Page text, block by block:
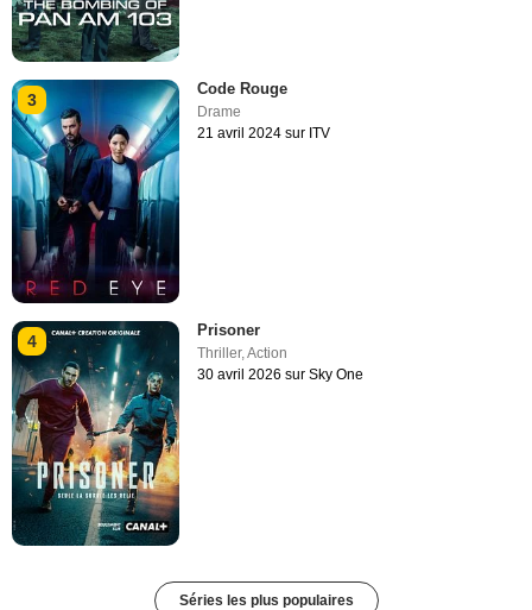
3
Code Rouge
Drame
21 avril 2024 sur ITV
4
Prisoner
Thriller,Action
30 avril 2026 sur Sky One
Séries les plus populaires